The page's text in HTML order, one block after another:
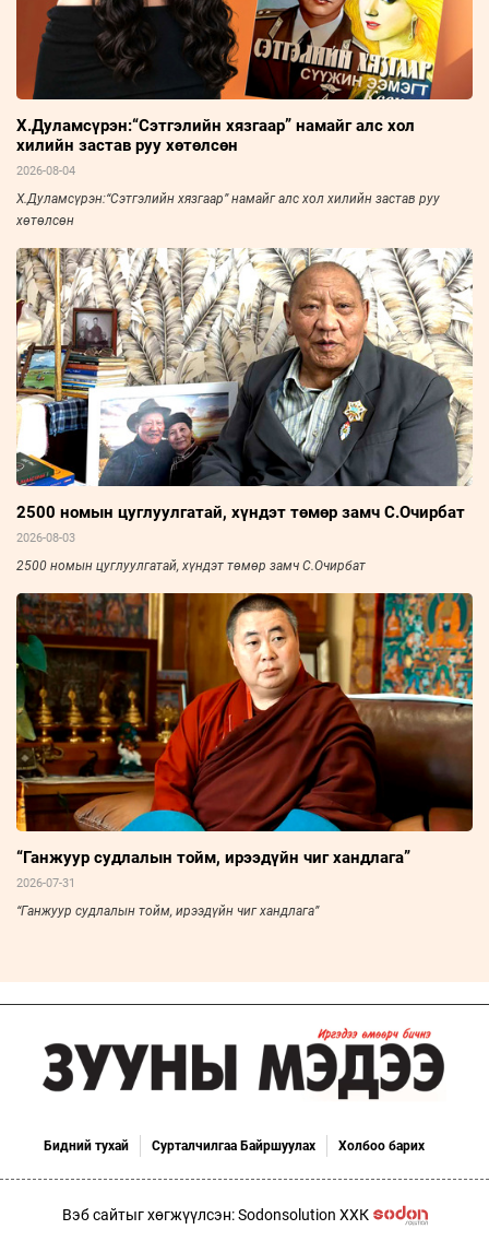
Х.Дуламсүрэн:“Сэтгэлийн хязгаар” намайг алс хол
хилийн застав руу хөтөлсөн
2026-08-04
Х.Дуламсүрэн:“Сэтгэлийн хязгаар” намайг алс хол хилийн застав руу
хөтөлсөн
2500 номын цуглуулгатай, хүндэт төмөр замч С.Очирбат
2026-08-03
2500 номын цуглуулгатай, хүндэт төмөр замч С.Очирбат
“Ганжуур судлалын тойм, ирээдүйн чиг хандлага”
2026-07-31
“Ганжуур судлалын тойм, ирээдүйн чиг хандлага”
Бидний тухай Сурталчилгаа Байршуулах Холбоо барих
Вэб сайтыг хөгжүүлсэн: Sodonsolution ХХК